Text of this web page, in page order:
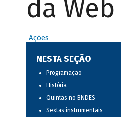
da Web
Ações
NESTA SEÇÃO
Programação
História
Quintas no BNDES
Sextas instrumentais